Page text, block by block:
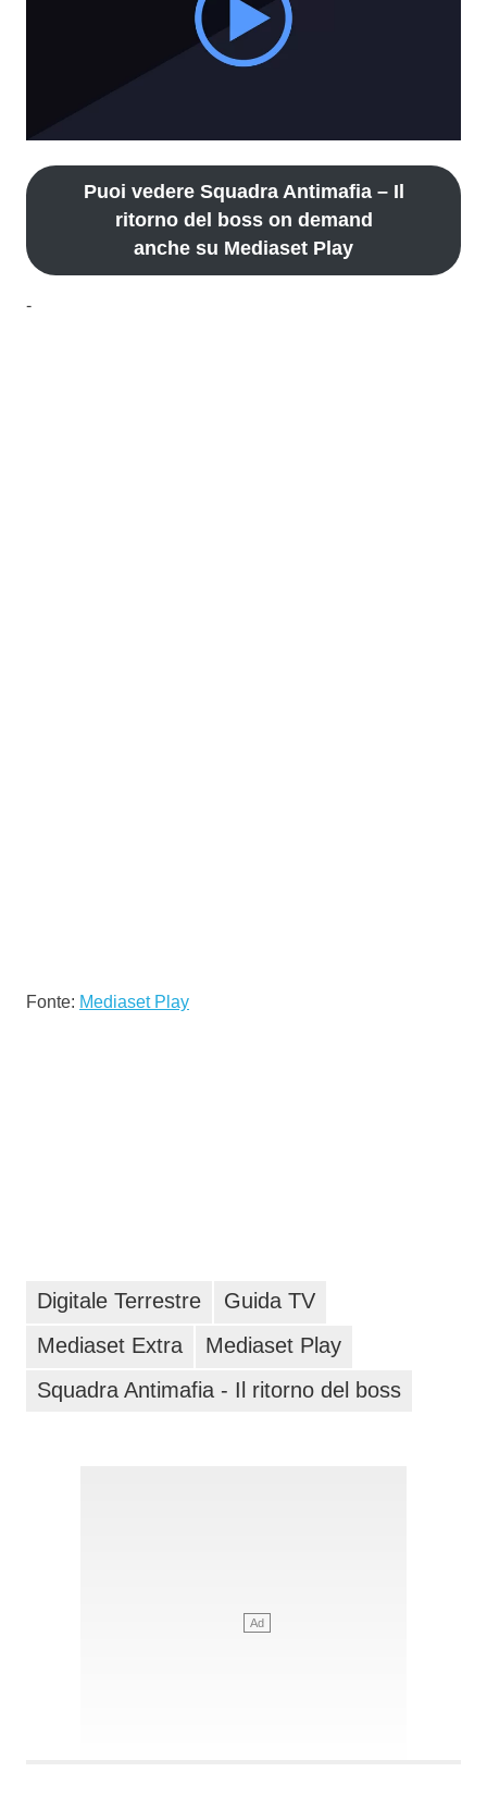
Puoi vedere Squadra Antimafia – Il
ritorno del boss on demand
anche su Mediaset Play
-
Fonte: Mediaset Play
Digitale Terrestre
Guida TV
Mediaset Extra
Mediaset Play
Squadra Antimafia - Il ritorno del boss